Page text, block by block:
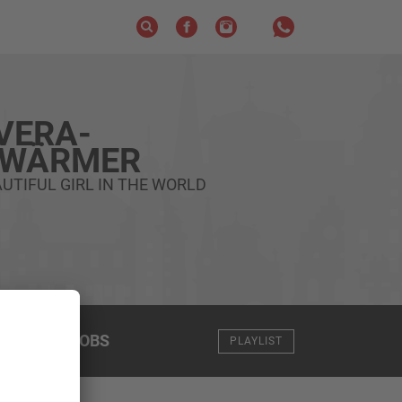
GIRL IN THE WORLD
JOBS PLAYLIST